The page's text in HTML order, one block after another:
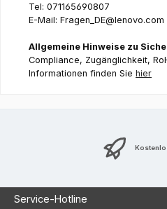
Tel: 071165690807
E-Mail: Fragen_DE@lenovo.com
Allgemeine Hinweise zu
Compliance, Zugänglichkeit,
Informationen finden Sie hier
Service-Hotline